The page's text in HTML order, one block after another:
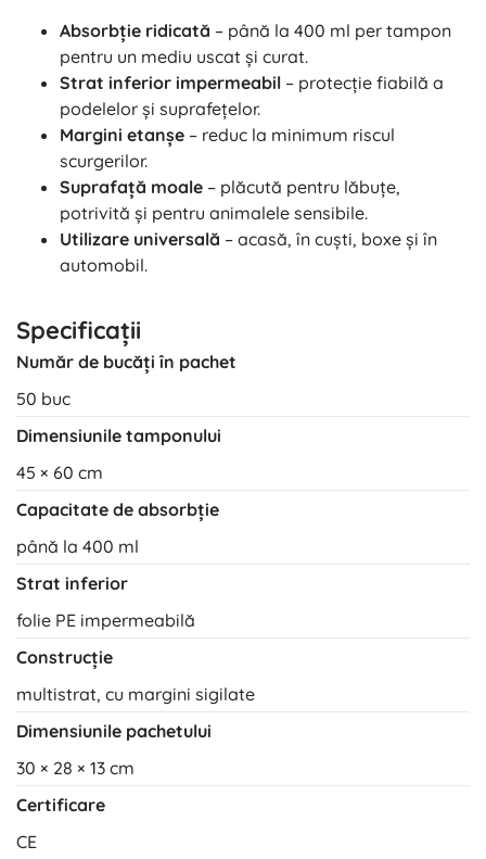
Absorbție ridicată – până la 400 ml per tampon
pentru un mediu uscat și curat.
Strat inferior impermeabil – protecție fiabilă a
podelelor și suprafețelor.
Margini etanșe – reduc la minimum riscul
scurgerilor.
Suprafață moale – plăcută pentru lăbuțe,
potrivită și pentru animalele sensibile.
Utilizare universală – acasă, în cuști, boxe și în
automobil.
Specificații
Număr de bucăți în pachet
50 buc
Dimensiunile tamponului
45 × 60 cm
Capacitate de absorbție
până la 400 ml
Strat inferior
folie PE impermeabilă
Construcție
multistrat, cu margini sigilate
Dimensiunile pachetului
30 × 28 × 13 cm
Certificare
CE